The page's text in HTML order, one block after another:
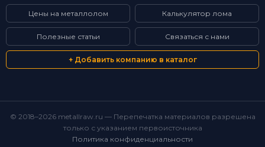
Цены на металлолом Калькулятор лома
Полезные статьи Связаться с нами
+ Добавить компанию в каталог
© 2018–2026 metallraw.ru — Перепечатка материалов разрешена
только с указанием первоисточника
Политика конфиденциальности